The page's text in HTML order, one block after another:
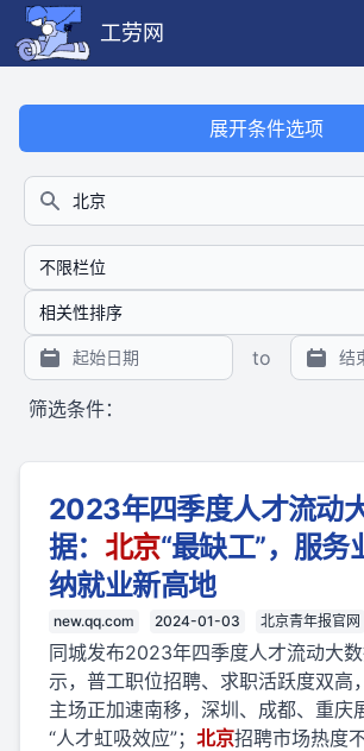
工劳网
展开条件选项
搜索
to
筛选条件：
2023年四季度人才流动
据： 北京“最缺工”，服务
纳就业新高地
new.qq.com 2024-01-03 北京青年报官网
同城发布2023年四季度人才流动大
示，普工职位招聘、求职活跃度双高
主场正加速南移，深圳、成都、重庆
“人才虹吸效应”； 北京招聘市场热度